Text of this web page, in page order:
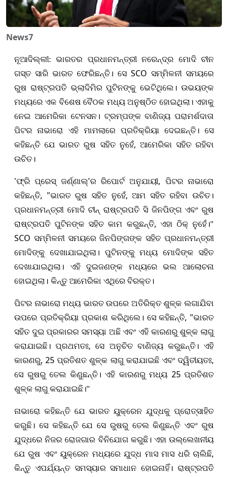
News7
ନୂଆଦିଲ୍ଲୀ:
ଭାରତର ପ୍ରଧାନମନ୍ତ୍ରୀ ନରେନ୍ଦ୍ର ମୋଦି ଚୀନ
ଗସ୍ତ ସାରି ଭାରତ ଫେରିଛନ୍ତି। ସେSCOସମ୍ମିଳନୀ ସମୟରେ
ରୁଷ ରାଷ୍ଟ୍ରପତି ଭ୍ଲାଦିମିର ପୁଟିନଙ୍କୁ ଭେଟିଥିଲେ। ଉଭୟଙ୍କ
ମଧ୍ୟରେ ଏକ ବିଶେଷ ବୈଠକ ମଧ୍ୟ ଅନୁଷ୍ଠିତ ହୋଇଥିଲା। ଏହାକୁ
ନେଇ ଆମେରିକା ଟେନସନ। ଟ୍ରମ୍ପଙ୍କ ବାଣିଜ୍ୟ ପରାମର୍ଶଦାତା
ପିଟର ନାଭାରୋ ଏହି ମାମଲାରେ ପ୍ରତିକ୍ରିୟା ଦେଇଛନ୍ତି। ସେ
କହିଛନ୍ତି ଯେ ଭାରତ ରୁଷ ସହିତ ନୁହେଁ, ଆମେରିକା ସହିତ ରହିବା
ଉଚିତ।
'ଫ୍ରି ପ୍ରେସ୍ ଜର୍ଣ୍ଣାଲ୍'ର ରିପୋର୍ଟ ଅନୁଯାୟୀ,
ପିଟର ନାଭାରୋ
କହିଛନ୍ତି, "ଭାରତ ରୁଷ ସହିତ ନୁହେଁ,ଆମ ସହିତ ରହିବା ଉଚିତ।
ପ୍ରଧାନମନ୍ତ୍ରୀ ମୋଦି ଚୀନ୍ ରାଷ୍ଟ୍ରପତି ସି ଜିନପିଙ୍ଗ ଏବଂ ରୁଷ
ରାଷ୍ଟ୍ରପତି ପୁଟିନଙ୍କ ସହିତ କାମ କରୁଛନ୍ତି, ଏହା ଠିକ୍ ନୁହେଁ।"
SCO ସମ୍ମିଳନୀ ସମୟରେ ଜିନପିଙ୍ଗଙ୍କ ସହିତ ପ୍ରଧାନମନ୍ତ୍ରୀ
ମୋଦିଙ୍କୁ ଦେଖାଯାଇଥିଲା। ପୁଟିନଙ୍କୁ ମଧ୍ୟ ମୋଦିଙ୍କ ସହିତ
ଦେଖାଯାଇଥିଲା। ଏହି ଦୁଇଜଣଙ୍କ ମଧ୍ୟରେ ଭଲ ଆଲୋଚନା
ହୋଇଥିଲା। କିନ୍ତୁ ଆମେରିକା ଏଥିରେ ବିରକ୍ତ।
ପିଟର ନାଭାରୋ ମଧ୍ୟ ଭାରତ ଉପରେ ଅତିରିକ୍ତ ଶୁଳ୍କ ଲଗାଯିବା
ଉପରେ ପ୍ରତିକ୍ରିୟା ପ୍ରକାଶ କରିଥିଲେ। ସେ କହିଛନ୍ତି, "ଭାରତ
ସହିତ ଦୁଇ ପ୍ରକାରର ସମସ୍ୟା ଅଛି ଏବଂ ଏହି କାରଣରୁ ଶୁଳ୍କ ଲାଗୁ
କରାଯାଇଛି। ପ୍ରଥମତଃ,ସେ ଅନୁଚିତ ବାଣିଜ୍ୟ କରୁଛନ୍ତି। ଏହି
କାରଣରୁ, 25 ପ୍ରତିଶତ ଶୁଳ୍କ ଲାଗୁ କରାଯାଇଛି ଏବଂ ଦ୍ୱିତୀୟତଃ,
ସେ ରୁଷରୁ ତେଲ କିଣୁଛନ୍ତି। ଏହି କାରଣରୁ ମଧ୍ୟ 25ପ୍ରତିଶତ
ଶୁଳ୍କ ଲାଗୁ କରାଯାଇଛି।"
ନାଭାରୋ କହିଛନ୍ତି ଯେ ଭାରତ ୟୁକ୍ରେନ ଯୁଦ୍ଧକୁ ପ୍ରୋତ୍ସାହିତ
କରୁଛି। ସେ କହିଛନ୍ତି ଯେ ସେ ରୁଷରୁ ତେଲ କିଣୁଛନ୍ତି ଏବଂ ରୁଷ
ଯୁଦ୍ଧରେ ନିଜର ରୋଜଗାର ବିନିଯୋଗ କରୁଛି। ଏହା ଉଲ୍ଲେଖନୀୟ
ଯେ ରୁଷ ଏବଂ ୟୁକ୍ରେନ ମଧ୍ୟରେ ଯୁଦ୍ଧ ମାସ ମାସ ଧରି ଚାଲିଛି,
କିନ୍ତୁ ଏପର୍ଯ୍ୟନ୍ତ ସମସ୍ୟାର ସମାଧାନ ହୋଇନାହିଁ। ରାଷ୍ଟ୍ରପତି